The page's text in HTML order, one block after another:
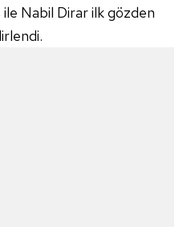
ile Nabil Dirar ilk gözden